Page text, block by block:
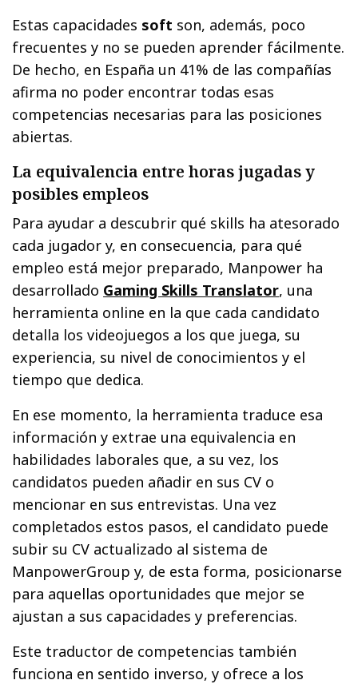
Estas capacidades soft son, además, poco
frecuentes y no se pueden aprender fácilmente.
De hecho, en España un 41% de las compañías
afirma no poder encontrar todas esas
competencias necesarias para las posiciones
abiertas.
La equivalencia entre horas jugadas y
posibles empleos
Para ayudar a descubrir qué skills ha atesorado
cada jugador y, en consecuencia, para qué
empleo está mejor preparado, Manpower ha
desarrollado Gaming Skills Translator, una
herramienta online en la que cada candidato
detalla los videojuegos a los que juega, su
experiencia, su nivel de conocimientos y el
tiempo que dedica.
En ese momento, la herramienta traduce esa
información y extrae una equivalencia en
habilidades laborales que, a su vez, los
candidatos pueden añadir en sus CV o
mencionar en sus entrevistas. Una vez
completados estos pasos, el candidato puede
subir su CV actualizado al sistema de
ManpowerGroup y, de esta forma, posicionarse
para aquellas oportunidades que mejor se
ajustan a sus capacidades y preferencias.
Este traductor de competencias también
funciona en sentido inverso, y ofrece a los